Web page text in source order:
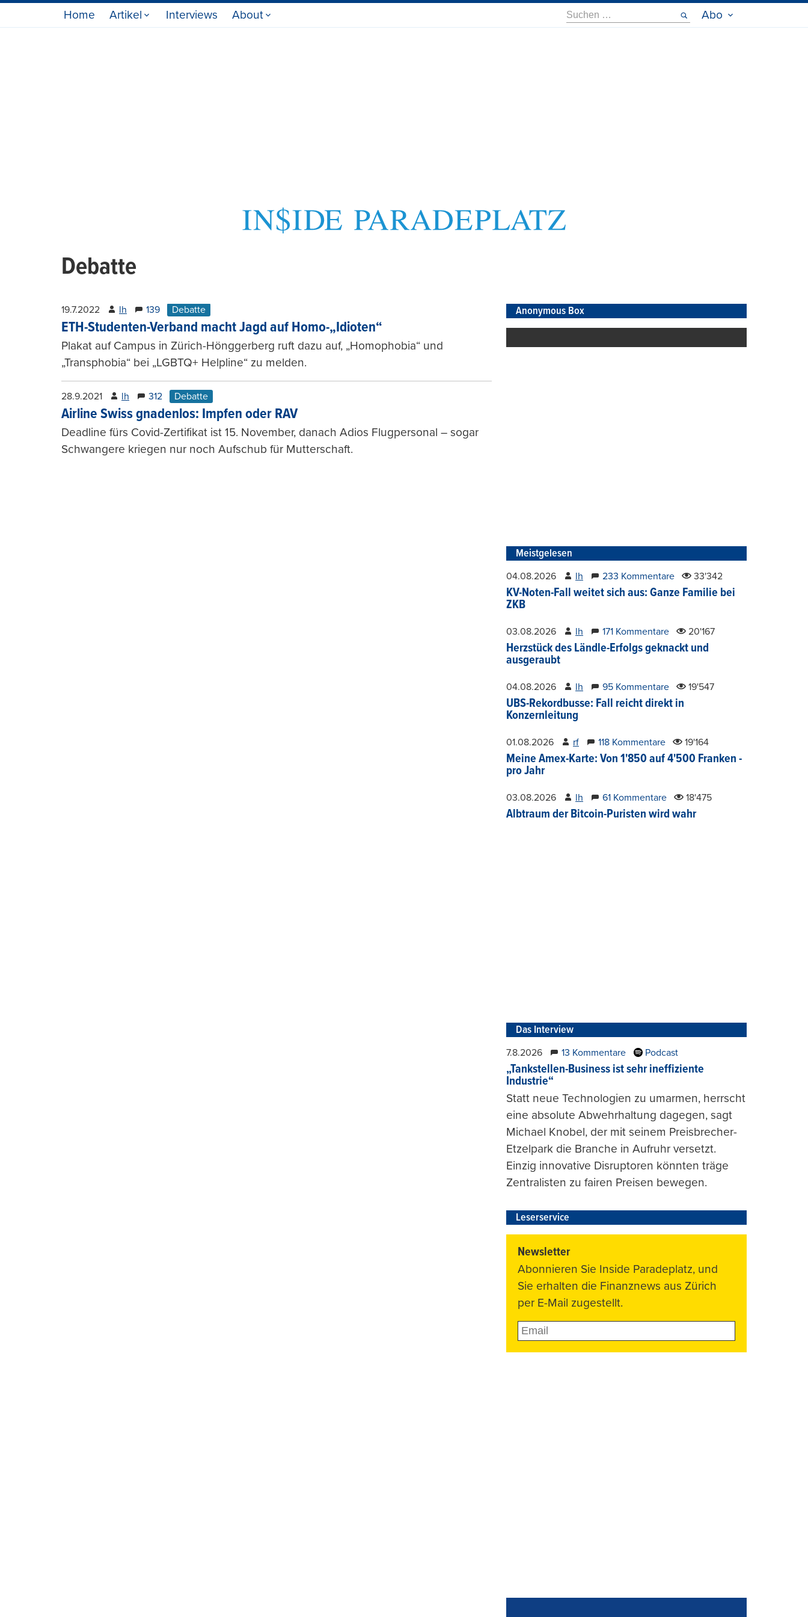
Home Artikel Interviews About
Suche
nach:
Abo
Debatte
19.7.2022 lh 139 Debatte
ETH-Studenten-Verband macht Jagd auf Homo-„Idioten“
Plakat auf Campus in Zürich-Hönggerberg ruft dazu auf, „Homophobia“ und
„Transphobia“ bei „LGBTQ+ Helpline“ zu melden.
28.9.2021 lh 312 Debatte
Airline Swiss gnadenlos: Impfen oder RAV
Deadline fürs Covid-Zertifikat ist 15. November, danach Adios Flugpersonal – sogar
Schwangere kriegen nur noch Aufschub für Mutterschaft.
Anonymous Box
Meistgelesen
04.08.2026 lh 233 Kommentare 33'342
KV-Noten-Fall weitet sich aus: Ganze Familie bei
ZKB
03.08.2026 lh 171 Kommentare 20'167
Herzstück des Ländle-Erfolgs geknackt und
ausgeraubt
04.08.2026 lh 95 Kommentare 19'547
UBS-Rekordbusse: Fall reicht direkt in
Konzernleitung
01.08.2026 rf 118 Kommentare 19'164
Meine Amex-Karte: Von 1'850 auf 4'500 Franken -
pro Jahr
03.08.2026 lh 61 Kommentare 18'475
Albtraum der Bitcoin-Puristen wird wahr
Das Interview
7.8.2026 13 Kommentare Podcast
„Tankstellen-Business ist sehr ineffiziente
Industrie“
Statt neue Technologien zu umarmen, herrscht
eine absolute Abwehrhaltung dagegen, sagt
Michael Knobel, der mit seinem Preisbrecher-
Etzelpark die Branche in Aufruhr versetzt.
Einzig innovative Disruptoren könnten träge
Zentralisten zu fairen Preisen bewegen.
Leserservice
Newsletter
Abonnieren Sie Inside Paradeplatz, und
Sie erhalten die Finanznews aus Zürich
per E-Mail zugestellt.